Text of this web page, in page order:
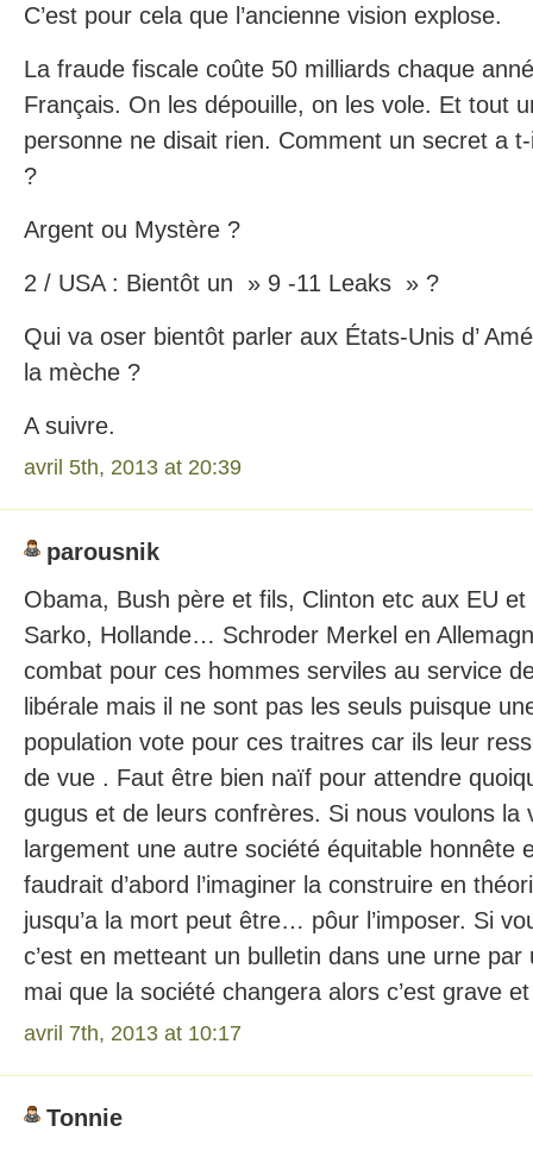
C’est pour cela que l’ancienne vision explose.
La fraude fiscale coûte 50 milliards chaque
Français. On les dépouille, on les vole. Et tout
personne ne disait rien. Comment un secret a
?
Argent ou Mystère ?
2 / USA : Bientôt un » 9 -11 Leaks » ?
Qui va oser bientôt parler aux États-Unis d’
la mèche ?
A suivre.
avril 5th, 2013 at 20:39
parousnik
Obama, Bush père et fils, Clinton etc aux EU
Sarko, Hollande… Schroder Merkel en
combat pour ces hommes serviles au service
libérale mais il ne sont pas les seuls puisque
population vote pour ces traitres car ils leur
de vue . Faut être bien naïf pour attendre
gugus et de leurs confrères. Si nous voulons la
largement une autre société équitable honnête
faudrait d’abord l’imaginer la construire en
jusqu’a la mort peut être… pôur l’imposer. Si
c’est en metteant un bulletin dans une urne
mai que la société changera alors c’est grave
avril 7th, 2013 at 10:17
Tonnie